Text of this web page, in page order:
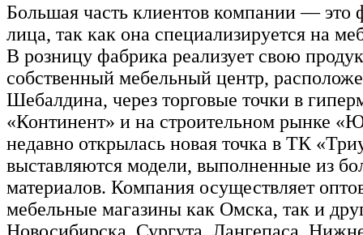
Большая часть клиентов компании — это
лица, так как она специализируется на
В розницу фабрика реализует свою
собственный мебельный центр,
Шебалдина, через торговые точки в
«Континент» и на строительном рынке
недавно открылась новая точка в ТК
выставляются модели, выполненные из
материалов. Компания осуществляет
мебельные магазины как Омска, так и